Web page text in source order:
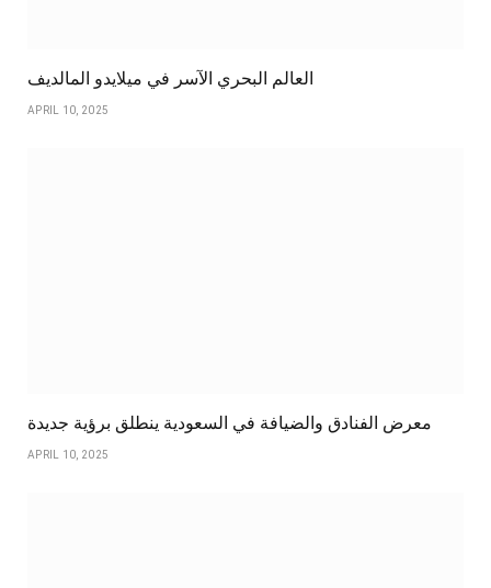
العالم البحري الآسر في ميلايدو المالديف
APRIL 10, 2025
معرض الفنادق والضيافة في السعودية ينطلق برؤية جديدة
APRIL 10, 2025